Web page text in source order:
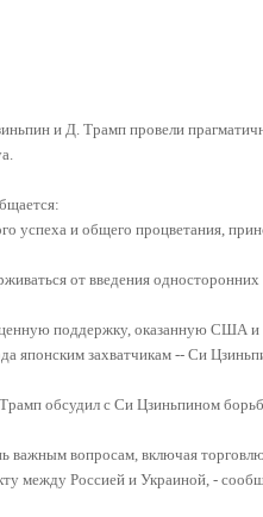
и Д. Трамп провели
и общего процветания,
от введения
поддержку, оказанную США и
японским захватчикам -- Си
обсудил с Си Цзиньпином
важным вопросам, включая
между Россией и Украиной, -